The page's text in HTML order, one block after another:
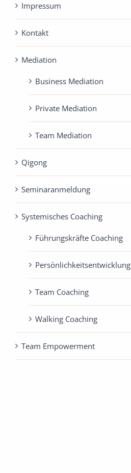
Impressum
Kontakt
Mediation
Business Mediation
Private Mediation
Team Mediation
Qigong
Seminaranmeldung
Systemisches Coaching
Führungskräfte Coaching
Persönlichkeits­entwicklung
Team Coaching
Walking Coaching
Team Empowerment